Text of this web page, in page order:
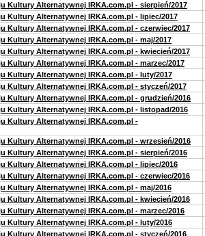
Kultury Alternatywnej IRKA.com.pl - sierpień/2017
Kultury Alternatywnej IRKA.com.pl - lipiec/2017
Kultury Alternatywnej IRKA.com.pl - czerwiec/2017
Kultury Alternatywnej IRKA.com.pl - maj/2017
Kultury Alternatywnej IRKA.com.pl - kwiecień/2017
Kultury Alternatywnej IRKA.com.pl - marzec/2017
Kultury Alternatywnej IRKA.com.pl - luty/2017
Kultury Alternatywnej IRKA.com.pl - styczeń/2017
Kultury Alternatywnej IRKA.com.pl - grudzień/2016
Kultury Alternatywnej IRKA.com.pl - listopad/2016
Kultury Alternatywnej IRKA.com.pl -
Kultury Alternatywnej IRKA.com.pl - wrzesień/2016
Kultury Alternatywnej IRKA.com.pl - sierpień/2016
Kultury Alternatywnej IRKA.com.pl - lipiec/2016
Kultury Alternatywnej IRKA.com.pl - czerwiec/2016
Kultury Alternatywnej IRKA.com.pl - maj/2016
Kultury Alternatywnej IRKA.com.pl - kwiecień/2016
Kultury Alternatywnej IRKA.com.pl - marzec/2016
Kultury Alternatywnej IRKA.com.pl - luty/2016
Kultury Alternatywnej IRKA.com.pl - styczeń/2016